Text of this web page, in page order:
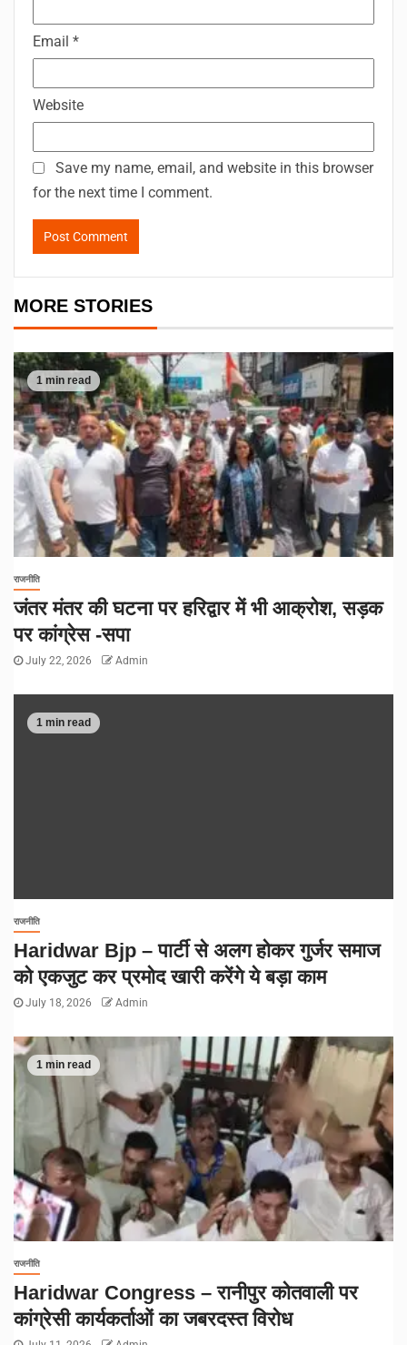
Email *
Website
Save my name, email, and website in this browser
for the next time I comment.
MORE STORIES
1 min read
राजनीति
जंतर मंतर की घटना पर हरिद्वार में भी आक्रोश, सड़क
पर कांग्रेस -सपा
July 22, 2026 Admin
1 min read
राजनीति
Haridwar Bjp – पार्टी से अलग होकर गुर्जर समाज
को एकजुट कर प्रमोद खारी करेंगे ये बड़ा काम
July 18, 2026 Admin
1 min read
राजनीति
Haridwar Congress – रानीपुर कोतवाली पर
कांग्रेसी कार्यकर्ताओं का जबरदस्त विरोध